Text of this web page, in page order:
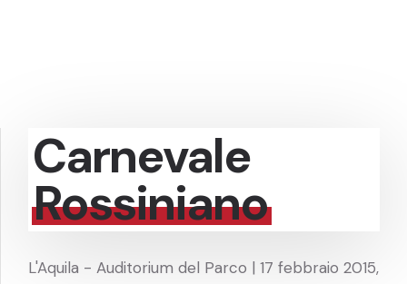
Carnevale
Rossiniano
L'Aquila - Auditorium del Parco | 17 febbraio 2015,